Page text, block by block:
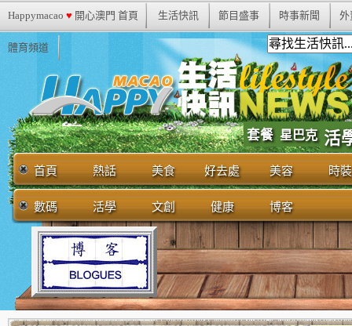
Happymacao ♥ 開心澳門 首頁 生活快訊 節目盛事 時事新聞 外
體育頻道
套餐 星巴克 活
首頁 熱話 美食 好去處 美容 時裝
數碼 活學 文創 健康 博客